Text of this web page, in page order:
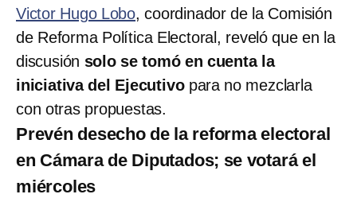
Victor Hugo Lobo, coordinador de la Comisión
de Reforma Política Electoral, reveló que en la
discusión solo se tomó en cuenta la
iniciativa del Ejecutivopara no mezclarla
con otras propuestas.
Prevén desecho de la reforma electoral
en Cámara de Diputados; se votará el
miércoles